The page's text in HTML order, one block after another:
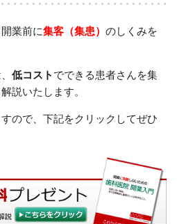
業前に集客（集患） のしくみを
低コスト でできる患者さんを集
説いたします。
ので、下記をクリックしてぜひ